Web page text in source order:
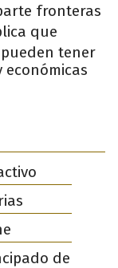
fronteras
que
tener
económicas
de